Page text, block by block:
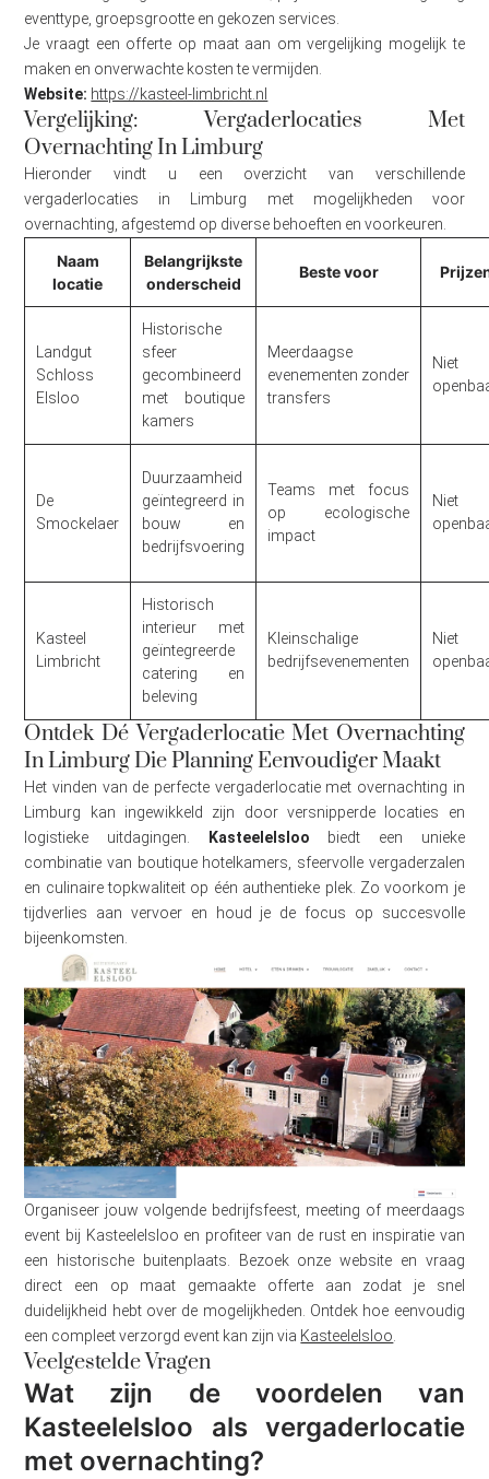
eventtype, groepsgrootte en gekozen services.
Je vraagt een offerte op maat aan om vergelijking mogelijk te
maken en onverwachte kosten te vermijden.
Website: https://kasteel-limbricht.nl
Vergelijking: Vergaderlocaties Met
Overnachting In Limburg
Hieronder vindt u een overzicht van verschillende
vergaderlocaties in Limburg met mogelijkheden voor
overnachting, afgestemd op diverse behoeften en voorkeuren.
Naam
locatie
Belangrijkste
onderscheid
Beste voor
Landgut
Schloss
Elsloo
Historische
sfeer
gecombineerd
met boutique
kamers
Meerdaagse
evenementen zonder
transfers
Niet
De
Smockelaer
Duurzaamheid
geïntegreerd in
bouw en
bedrijfsvoering
Teams met focus
op ecologische
impact
Niet
Kasteel
Limbricht
Historisch
interieur met
geïntegreerde
catering en
beleving
Kleinschalige
bedrijfsevenementen
Niet
Ontdek Dé Vergaderlocatie Met Overnachting
In Limburg Die Planning Eenvoudiger Maakt
Het vinden van de perfecte vergaderlocatie met overnachting in
Limburg kan ingewikkeld zijn door versnipperde locaties en
logistieke uitdagingen. Kasteelelsloo biedt een unieke
combinatie van boutique hotelkamers, sfeervolle vergaderzalen
en culinaire topkwaliteit op één authentieke plek. Zo voorkom je
tijdverlies aan vervoer en houd je de focus op succesvolle
bijeenkomsten.
Organiseer jouw volgende bedrijfsfeest, meeting of meerdaags
event bij Kasteelelsloo en profiteer van de rust en inspiratie van
een historische buitenplaats. Bezoek onze website en vraag
direct een op maat gemaakte offerte aan zodat je snel
duidelijkheid hebt over de mogelijkheden. Ontdek hoe eenvoudig
een compleet verzorgd event kan zijn via Kasteelelsloo.
Veelgestelde Vragen
Wat zijn de voordelen van
Kasteelelsloo als vergaderlocatie
met overnachting?